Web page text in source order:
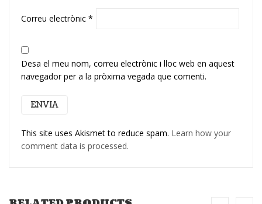
Correu electrònic *
Desa el meu nom, correu electrònic i lloc web en aquest
navegador per a la pròxima vegada que comenti.
This site uses Akismet to reduce spam. Learn how your
comment data is processed.